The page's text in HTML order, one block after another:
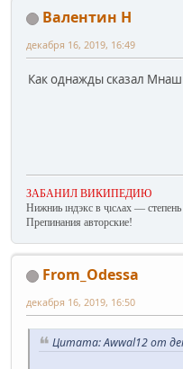
Валентин Н
декабря 16, 2019, 16:49
Как однажды сказал
ЗАБАНИЛ ВИКИПЕДИЮ
Нижниь ıндэкс в ҷıсʌах — степень
Препинания авторские!
From_Odessa
декабря 16, 2019, 16:50
Цитата: Awwal12 от